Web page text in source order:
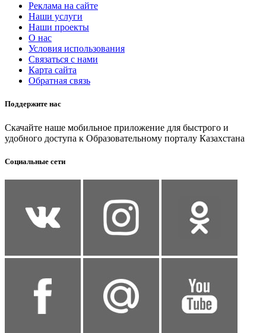
Реклама на сайте
Наши услуги
Наши проекты
О нас
Условия использования
Связаться с нами
Карта сайта
Обратная связь
Поддержите нас
Скачайте наше мобильное приложение для быстрого и
удобного доступа к Образовательному порталу Казахстана
Социальные сети